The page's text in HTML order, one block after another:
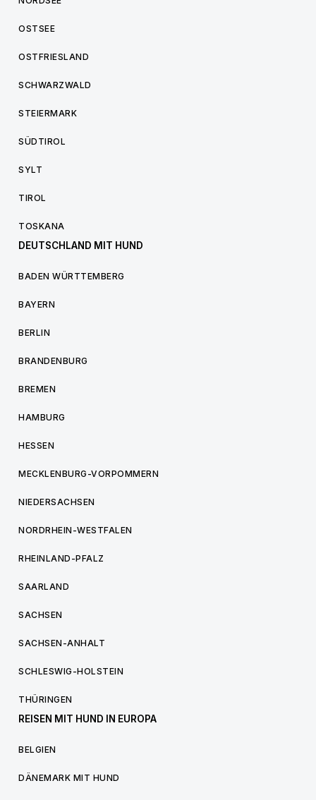
OSTSEE
OSTFRIESLAND
SCHWARZWALD
STEIERMARK
SÜDTIROL
SYLT
TIROL
TOSKANA
DEUTSCHLAND MIT HUND
BADEN WÜRTTEMBERG
BAYERN
BERLIN
BRANDENBURG
BREMEN
HAMBURG
HESSEN
MECKLENBURG-VORPOMMERN
NIEDERSACHSEN
NORDRHEIN-WESTFALEN
RHEINLAND-PFALZ
SAARLAND
SACHSEN
SACHSEN-ANHALT
SCHLESWIG-HOLSTEIN
THÜRINGEN
REISEN MIT HUND IN EUROPA
BELGIEN
DÄNEMARK MIT HUND